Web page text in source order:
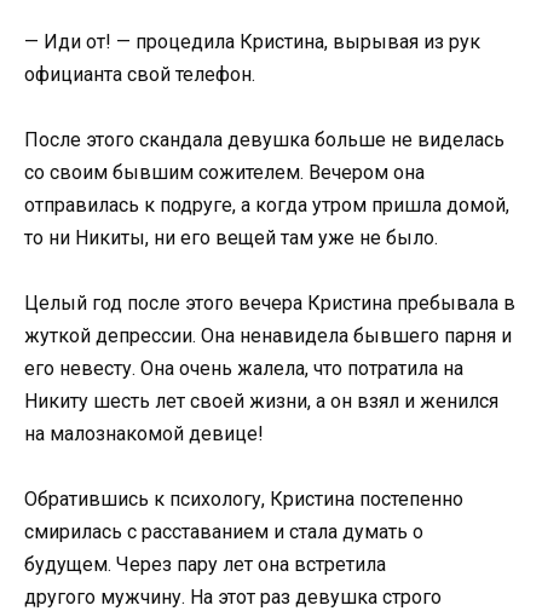
— Иди от! — процедила Кристина, вырывая из рук
официанта свой телефон.
После этого скандала девушка больше не виделась
со своим бывшим сожителем. Вечером она
отправилась к подруге, а когда утром пришла домой,
то ни Никиты, ни его вещей там уже не было.
Целый год после этого вечера Кристина пребывала в
жуткой депрессии. Она ненавидела бывшего парня и
его невесту. Она очень жалела, что потратила на
Никиту шесть лет своей жизни, а он взял и женился
на малознакомой девице!
Обратившись к психологу, Кристина постепенно
смирилась с расставанием и стала думать о
будущем. Через пару лет она встретила
другого мужчину. На этот раз девушка строго